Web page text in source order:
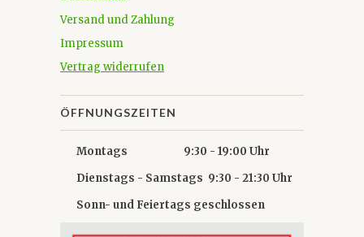
Versand und Zahlung
Impressum
Vertrag widerrufen
ÖFFNUNGSZEITEN
Montags 9:30 - 19:00 Uhr
Dienstags - Samstags 9:30 - 21:30 Uhr
Sonn- und Feiertags geschlossen